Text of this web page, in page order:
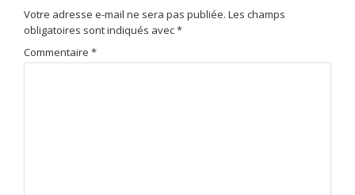
Votre adresse e-mail ne sera pas publiée. Les champs
obligatoires sont indiqués avec*
Commentaire *